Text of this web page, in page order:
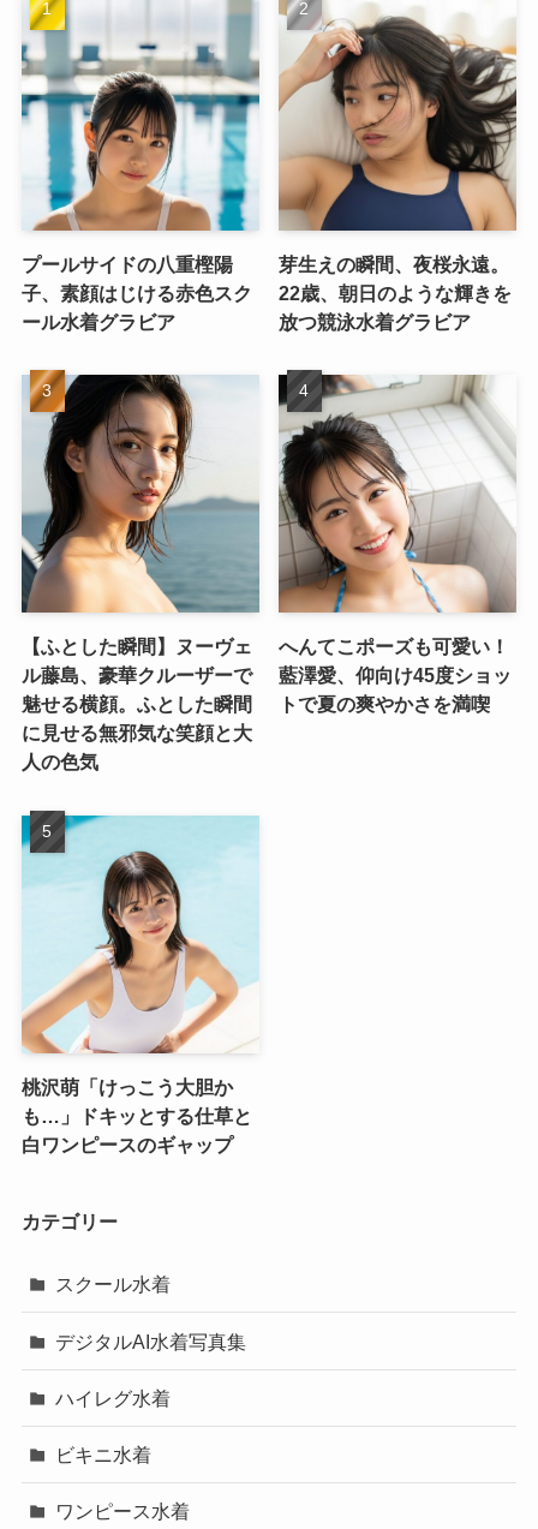
プールサイドの八重樫陽
子、素顔はじける赤色スク
ール水着グラビア
芽生えの瞬間、夜桜永遠。
22歳、朝日のような輝きを
放つ競泳水着グラビア
【ふとした瞬間】ヌーヴェ
ル藤島、豪華クルーザーで
魅せる横顔。ふとした瞬間
に見せる無邪気な笑顔と大
人の色気
へんてこポーズも可愛い！
藍澤愛、仰向け45度ショッ
トで夏の爽やかさを満喫
桃沢萌「けっこう大胆か
も…」ドキッとする仕草と
白ワンピースのギャップ
カテゴリー
スクール水着
デジタルAI水着写真集
ハイレグ水着
ビキニ水着
ワンピース水着